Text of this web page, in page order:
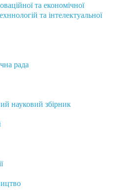
та економічної
та інтелектуальної
рада
науковий збірник